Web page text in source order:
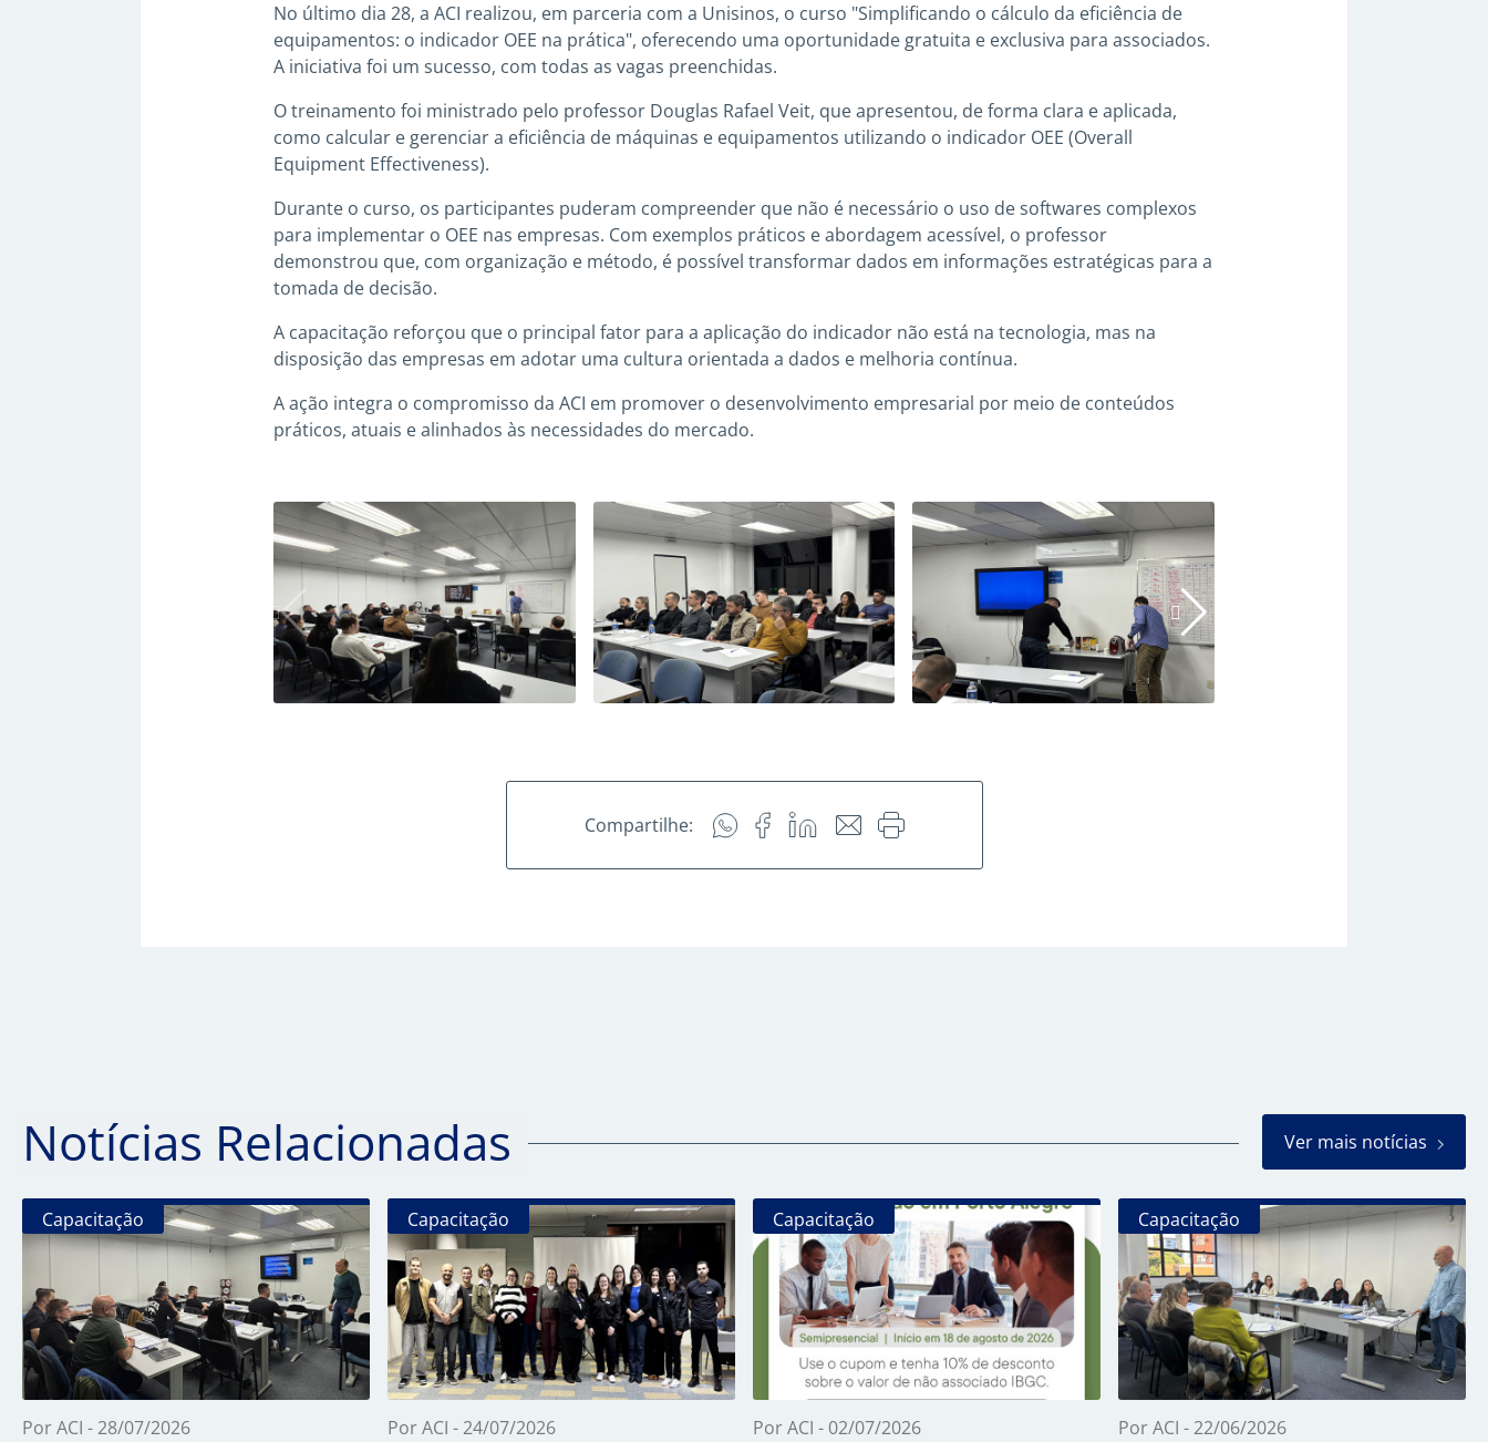
No último dia 28, a ACI realizou, em parceria com a Unisinos, o curso "Simplificando o cálculo da eficiência de
equipamentos: o indicador OEE na prática", oferecendo uma oportunidade gratuita e exclusiva para associados.
A iniciativa foi um sucesso, com todas as vagas preenchidas.
O treinamento foi ministrado pelo professor Douglas Rafael Veit, que apresentou, de forma clara e aplicada,
como calcular e gerenciar a eficiência de máquinas e equipamentos utilizando o indicador OEE (Overall
Equipment Effectiveness).
Durante o curso, os participantes puderam compreender que não é necessário o uso de softwares complexos
para implementar o OEE nas empresas. Com exemplos práticos e abordagem acessível, o professor
demonstrou que, com organização e método, é possível transformar dados em informações estratégicas para a
tomada de decisão.
A capacitação reforçou que o principal fator para a aplicação do indicador não está na tecnologia, mas na
disposição das empresas em adotar uma cultura orientada a dados e melhoria contínua.
A ação integra o compromisso da ACI em promover o desenvolvimento empresarial por meio de conteúdos
práticos, atuais e alinhados às necessidades do mercado.
Compartilhe:
Notícias Relacionadas Ver mais notícias
Capacitação
Por ACI - 28/07/2026
Capacitação
Por ACI - 24/07/2026
Capacitação
Por ACI - 02/07/2026
Capacitação
Por ACI - 22/06/2026